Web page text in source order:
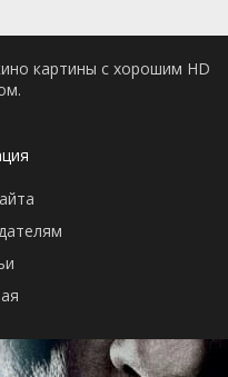
картины с хорошим HD